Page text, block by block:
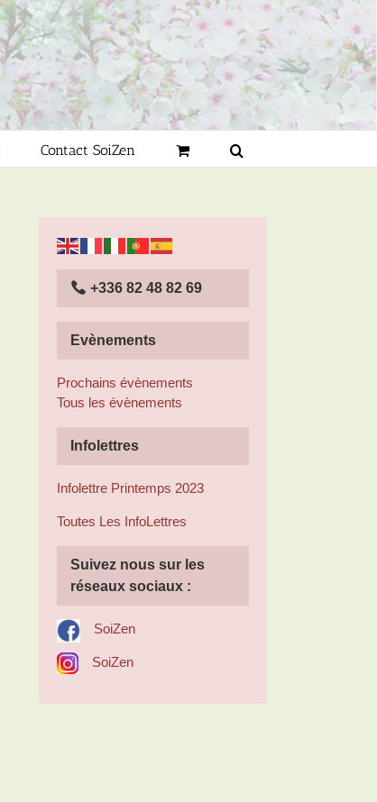
Contact SoiZen
+336 82 48 82 69
Evènements
Prochains évènements
Tous les évènements
Infolettres
Infolettre Printemps 2023
Toutes Les InfoLettres
Suivez nous sur les
réseaux sociaux :
SoiZen
SoiZen